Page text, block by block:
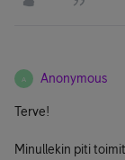
A Anonymous
Terve!
Minullekin piti